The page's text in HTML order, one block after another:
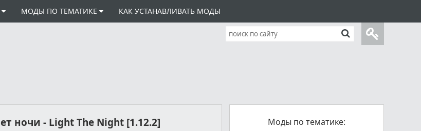
МОДЫ ПО ТЕМАТИКЕ КАК УСТАНАВЛИВАТЬ МОДЫ
ночи - Light The Night [1.12.2] Моды по тематике: